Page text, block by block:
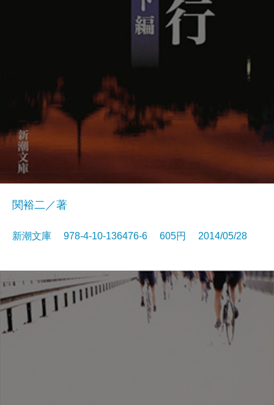
関裕二／著
新潮文庫 978-4-10-136476-6 605円 2014/05/28